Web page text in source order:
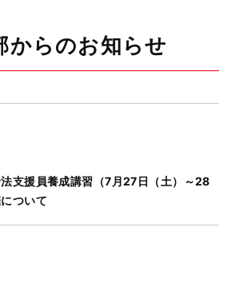
からのお知らせ
支援員養成講習（7月27日（土）～28
ついて